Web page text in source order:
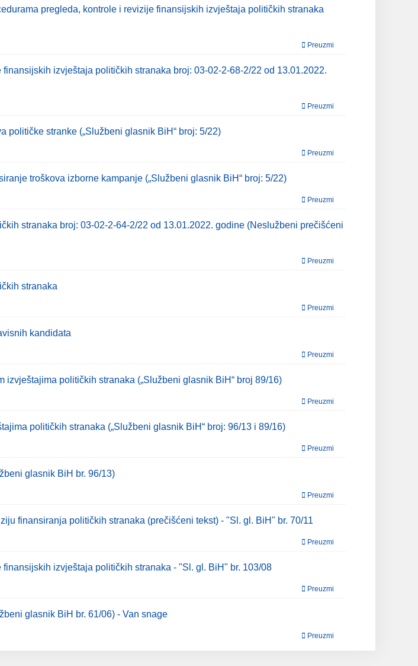
pregleda, kontrole i revizije finansijskih izvještaja političkih stranaka
Preuzmi
izvještaja političkih stranaka broj: 03-02-2-68-2/22 od 13.01.2022.
Preuzmi
političke stranke („Službeni glasnik BiH“ broj: 5/22)
Preuzmi
troškova izborne kampanje („Službeni glasnik BiH“ broj: 5/22)
Preuzmi
stranaka broj: 03-02-2-64-2/22 od 13.01.2022. godine (Neslužbeni prečišćeni
Preuzmi
stranaka
Preuzmi
kandidata
Preuzmi
političkih stranaka („Službeni glasnik BiH“ broj 89/16)
Preuzmi
političkih stranaka („Službeni glasnik BiH“ broj: 96/13 i 89/16)
Preuzmi
glasnik BiH br. 96/13)
Preuzmi
finansiranja političkih stranaka (prečišćeni tekst) - "Sl. gl. BiH" br. 70/11
Preuzmi
izvještaja političkih stranaka - "Sl. gl. BiH" br. 103/08
Preuzmi
glasnik BiH br. 61/06) - Van snage
Preuzmi